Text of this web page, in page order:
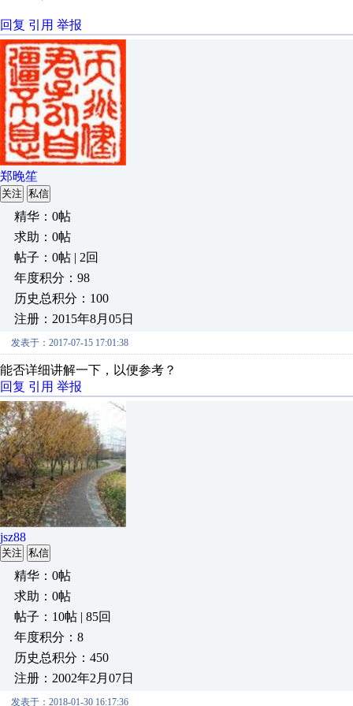
回复 引用 举报
郑晚笙
关注 私信
精华：0帖
求助：0帖
帖子：0帖 | 2回
年度积分：98
历史总积分：100
注册：2015年8月05日
发表于：2017-07-15 17:01:38
能否详细讲解一下，以便参考？
回复 引用 举报
jsz88
关注 私信
精华：0帖
求助：0帖
帖子：10帖 | 85回
年度积分：8
历史总积分：450
注册：2002年2月07日
发表于：2018-01-30 16:17:36